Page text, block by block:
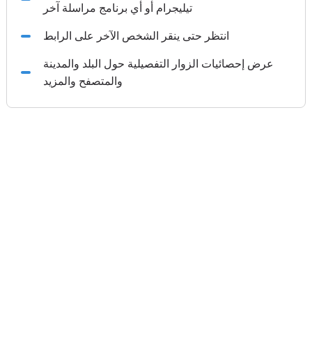
تيليجرام أو أي برنامج مراسلة آخر
انتظر حتى ينقر الشخص الآخر على الرابط
عرض إحصائيات الزوار التفصيلية حول البلد والمدينة
والمتصفح والمزيد